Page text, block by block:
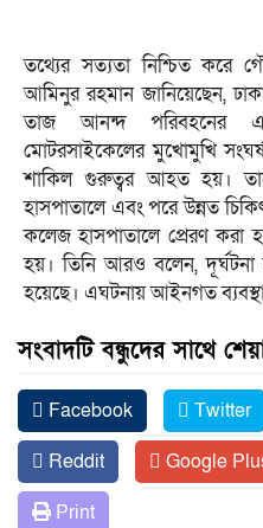
তথ্যের সত্যতা নিশ্চিত করে
আমিনুর রহমান জানিয়েছেন,
তাজ আনন্দ পরিবহনের
মোটরসাইকেলের মুখোমুখি
শাকিল গুরুত্বর আহত হয়।
হাসপাতালে এবং পরে উন্নত
কলেজ হাসপাতালে প্রেরণ করা
হয়। তিনি আরও বলেন,
হয়েছে। এঘটনায় আইনগত ব্যবস্থা
সংবাদটি বন্ধুদের সাথে
Facebook Twitter
Reddit
Google
Print